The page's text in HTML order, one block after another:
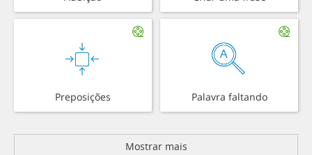
Preposições Palavra faltando
Mostrar mais